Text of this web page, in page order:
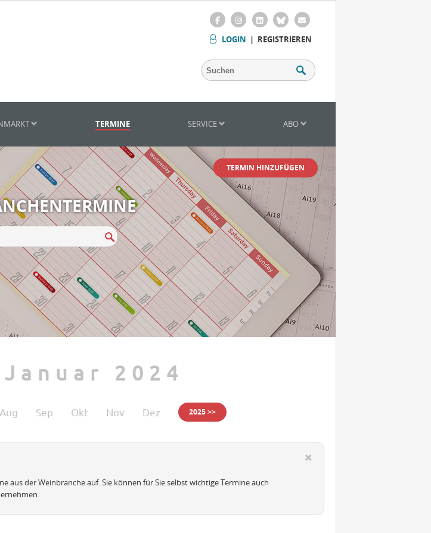
LOGIN | REGISTRIEREN
TERMINE SERVICE ABO
TERMIN HINZUFÜGEN
2024
Aug Sep Okt Nov Dez 2025 >>
aus der Weinbranche auf. Sie können für Sie selbst wichtige Termine auch